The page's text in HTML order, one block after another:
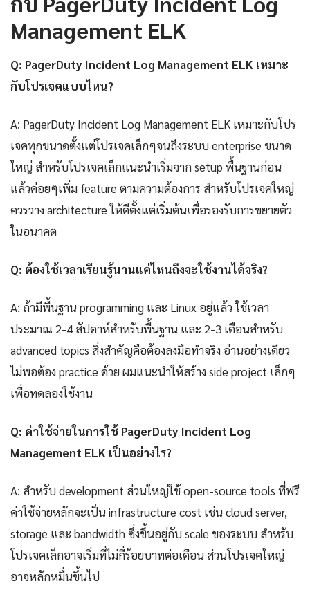
Management ELK
Q: PagerDuty Incident Log Management ELK เหมาะ
กับโปรเจคแบบไหน?
A: PagerDuty Incident Log Management ELK เหมาะกับโปร
เจคทุกขนาดตั้งแต่โปรเจคเล็กๆจนถึงระบบ enterprise ขนาด
ใหญ่ สำหรับโปรเจคเล็กแนะนำเริ่มจาก setup พื้นฐานก่อน
แล้วค่อยๆเพิ่ม feature ตามความต้องการ สำหรับโปรเจคใหญ่
ควรวาง architecture ให้ดีตั้งแต่เริ่มต้นเพื่อรองรับการขยายตัว
ในอนาคต
Q: ต้องใช้เวลาเรียนรู้นานแค่ไหนถึงจะใช้งานได้จริง?
A: ถ้ามีพื้นฐาน programming และ Linux อยู่แล้ว ใช้เวลา
ประมาณ 2-4 สัปดาห์สำหรับพื้นฐาน และ 2-3 เดือนสำหรับ
advanced topics สิ่งสำคัญคือต้องลงมือทำจริง อ่านอย่างเดียว
ไม่พอต้อง practice ด้วย ผมแนะนำให้สร้าง side project เล็กๆ
เพื่อทดลองใช้งาน
Q: ค่าใช้จ่ายในการใช้ PagerDuty Incident Log
Management ELK เป็นอย่างไร?
A: สำหรับ development ส่วนใหญ่ใช้ open-source tools ที่ฟรี
ค่าใช้จ่ายหลักจะเป็น infrastructure cost เช่น cloud server,
storage และ bandwidth ซึ่งขึ้นอยู่กับ scale ของระบบ สำหรับ
โปรเจคเล็กอาจเริ่มที่ไม่กี่ร้อยบาทต่อเดือน ส่วนโปรเจคใหญ่
อาจหลักหมื่นขึ้นไป